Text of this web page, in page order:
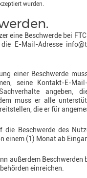
wurden.
eine Beschwerde bei
E-Mail-Adresse
einer Beschwerde
seine Kontakt-E-
angeben,
muss er alle
die er für
die Beschwerde des
einem (1) Monat ab
außerdem Beschwerden
einreichen.